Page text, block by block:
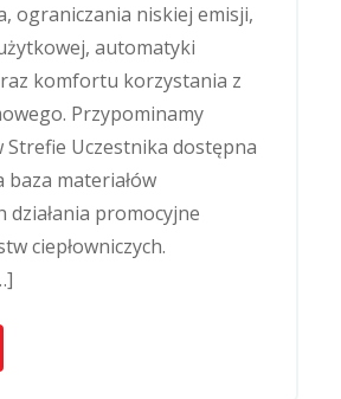
ograniczania niskiej emisji,
automatyki
komfortu korzystania z
Przypominamy
Strefie Uczestnika dostępna
baza materiałów
działania promocyjne
ciepłowniczych.